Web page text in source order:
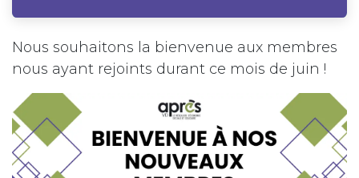
Nous souhaitons la bienvenue aux membres
nous ayant rejoints durant ce mois de juin !